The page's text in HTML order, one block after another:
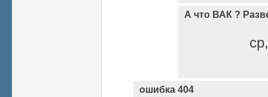
А что ВАК ?
ошибка 404